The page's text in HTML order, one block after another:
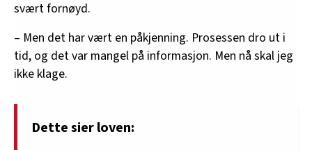
svært fornøyd.
– Men det har vært en påkjenning. Prosessen dro ut i
tid, og det var mangel på informasjon. Men nå skal jeg
ikke klage.
Dette sier loven: